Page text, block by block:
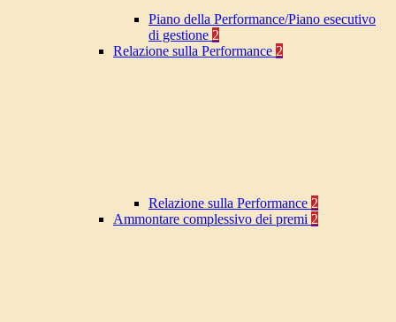
Piano della Performance/Piano esecutivo
di gestione 2
Relazione sulla Performance 2
Relazione sulla Performance 2
Ammontare complessivo dei premi 2